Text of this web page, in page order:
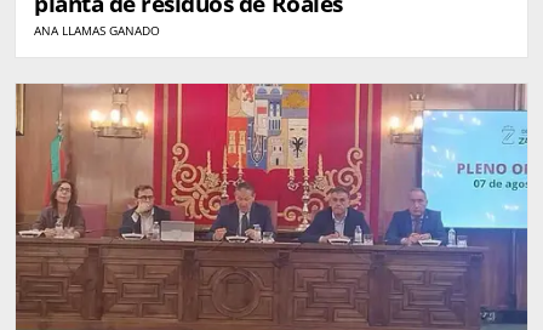
ANA LLAMAS GANADO